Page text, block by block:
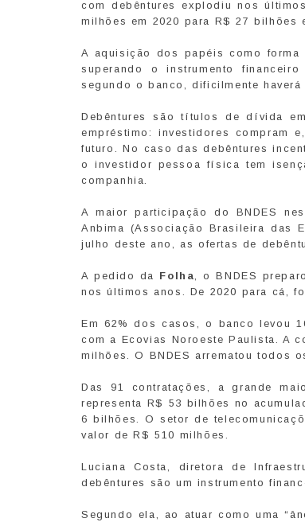
com debêntures explodiu nos
milhões em 2020 para R$ 27 bilhões
A aquisição dos papéis como
superando o instrumento
segundo o banco, dificilmente
Debêntures são títulos de dívida
empréstimo: investidores compram
futuro. No caso das debêntures
o investidor pessoa física tem
companhia.
A maior participação do BNDES
Anbima (Associação Brasileira das
julho deste ano, as ofertas de
A pedido da Folha, o BNDES
nos últimos anos. De 2020 para cá,
Em 62% dos casos, o banco levou
com a Ecovias Noroeste Paulista. A
milhões. O BNDES arrematou todos
Das 91 contratações, a grande
representa R$ 53 bilhões no
6 bilhões. O setor de
valor de R$ 510 milhões.
Luciana Costa, diretora de
debêntures são um instrumento
Segundo ela, ao atuar como uma